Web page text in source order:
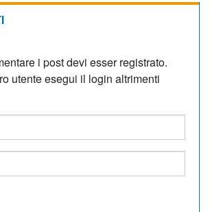
i post devi esser registrato.
utente esegui il login altrimenti